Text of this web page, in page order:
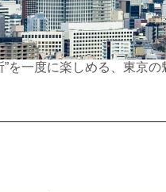
”を一度に楽しめる、東京